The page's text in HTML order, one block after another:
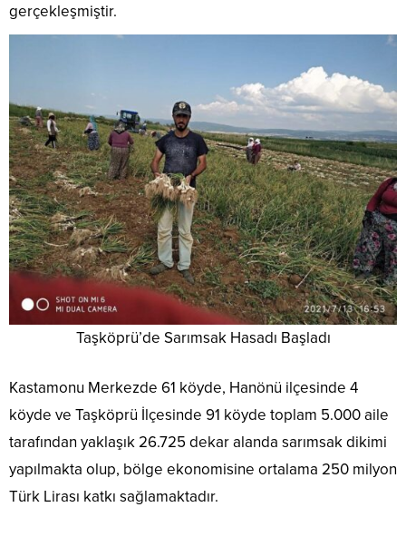
gerçekleşmiştir.
Taşköprü’de Sarımsak Hasadı Başladı
Kastamonu Merkezde 61 köyde, Hanönü ilçesinde 4
köyde ve Taşköprü İlçesinde 91 köyde toplam 5.000 aile
tarafından yaklaşık 26.725 dekar alanda sarımsak dikimi
yapılmakta olup, bölge ekonomisine ortalama 250 milyon
Türk Lirası katkı sağlamaktadır.